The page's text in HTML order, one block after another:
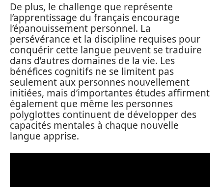
De plus, le challenge que représente
l’apprentissage du français encourage
l’épanouissement personnel. La
persévérance et la discipline requises pour
conquérir cette langue peuvent se traduire
dans d’autres domaines de la vie. Les
bénéfices cognitifs ne se limitent pas
seulement aux personnes nouvellement
initiées, mais d’importantes études affirment
également que même les personnes
polyglottes continuent de développer des
capacités mentales à chaque nouvelle
langue apprise.